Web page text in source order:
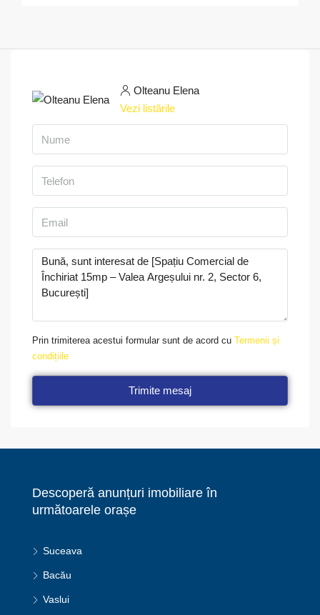
Olteanu Elena
Vezi listările
Prin trimiterea acestui formular sunt de acord cu Termenii și
condițiile
Trimite mesaj
Descoperă anunțuri imobiliare în
următoarele orașe
Suceava
Bacău
Vaslui